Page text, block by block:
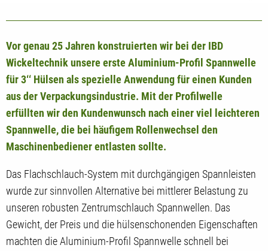
Vor genau 25 Jahren konstruierten wir bei der IBD
Wickeltechnik unsere erste Aluminium-Profil Spannwelle
für 3‘‘ Hülsen als spezielle Anwendung für einen Kunden
aus der Verpackungsindustrie. Mit der Profilwelle
erfüllten wir den Kundenwunsch nach einer viel leichteren
Spannwelle, die bei häufigem Rollenwechsel den
Maschinenbediener entlasten sollte.
Das Flachschlauch-System mit durchgängigen Spannleisten
wurde zur sinnvollen Alternative bei mittlerer Belastung zu
unseren robusten Zentrumschlauch Spannwellen. Das
Gewicht, der Preis und die hülsenschonenden Eigenschaften
machten die Aluminium-Profil Spannwelle schnell bei